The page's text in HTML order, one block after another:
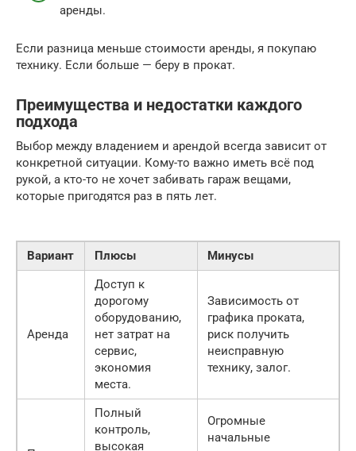
аренды.
Если разница меньше стоимости аренды, я покупаю
технику. Если больше — беру в прокат.
Преимущества и недостатки каждого
подхода
Выбор между владением и арендой всегда зависит от
конкретной ситуации. Кому-то важно иметь всё под
рукой, а кто-то не хочет забивать гараж вещами,
которые пригодятся раз в пять лет.
Вариант Плюсы Минусы
Аренда
Доступ к
дорогому
оборудованию,
нет затрат на
сервис,
экономия
места.
Зависимость от
графика проката,
риск получить
неисправную
технику, залог.
Полный
контроль,
высокая
Огромные
начальные